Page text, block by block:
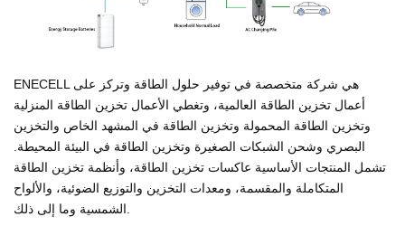
ENECELL هي شركة متخصصة في توفير حلول الطاقة وتركز على
أعمال تخزين الطاقة العالمية، وتغطي الأعمال تخزين الطاقة المنزلية
وتخزين الطاقة المحمولة وتخزين الطاقة في المشهد الخاص والتخزين
البصري وشحن الشبكات الصغيرة وتخزين الطاقة في البيئة المحيطة.
تشمل المنتجات الأساسية عاكسات تخزين الطاقة، وأنظمة تخزين الطاقة
المتكاملة والمقسمة، ومعدات التخزين والتوزيع الضوئية، والألواح